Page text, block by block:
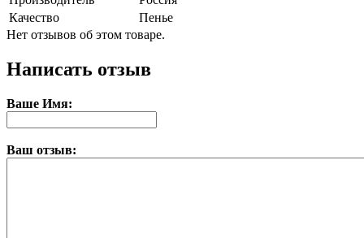
Качество
Пенье
Нет отзывов об этом товаре.
Написать отзыв
Ваше Имя:
Ваш отзыв: